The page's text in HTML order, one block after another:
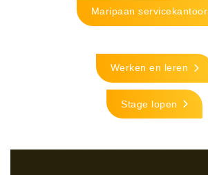
Maripaan servicekantoor
Werken en leren
Stage lopen